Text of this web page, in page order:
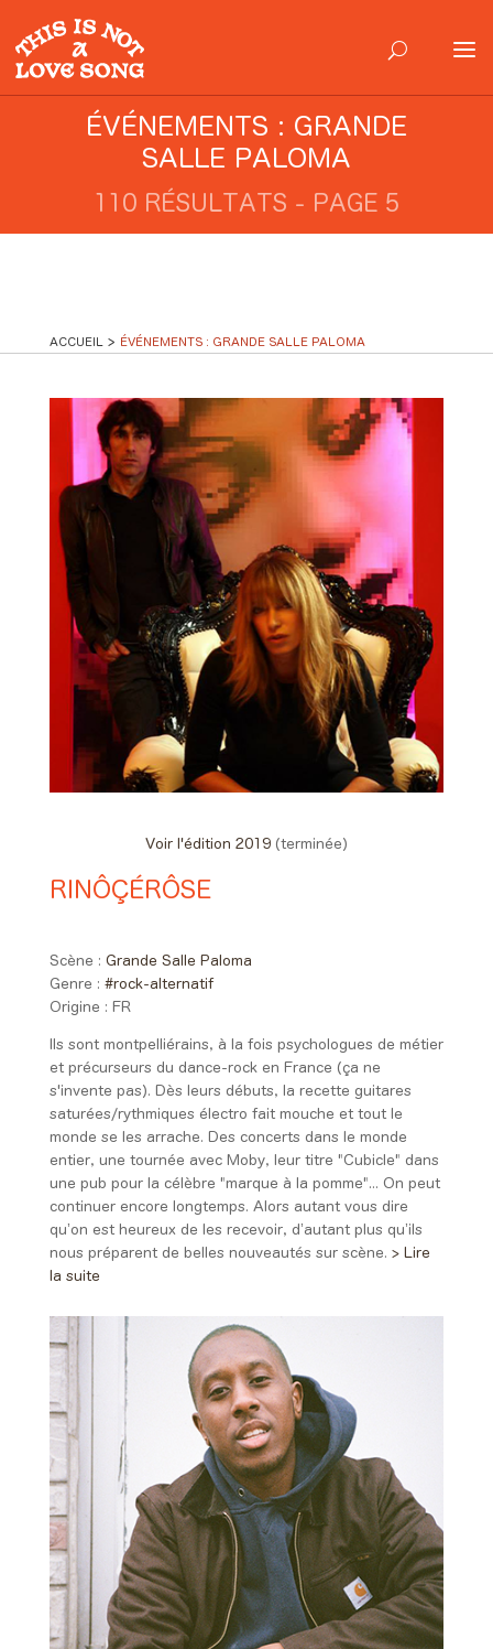
ÉVÉNEMENTS : GRANDE
SALLE PALOMA
110 RÉSULTATS - PAGE 5
ACCUEIL ÉVÉNEMENTS : GRANDE SALLE PALOMA
Voir l'édition 2019 (terminée)
RINÔÇÉRÔSE
Scène : Grande Salle Paloma
Genre : #rock-alternatif
Origine : FR
Ils sont montpelliérains, à la fois psychologues de métier
et précurseurs du dance-rock en France (ça ne
s'invente pas). Dès leurs débuts, la recette guitares
saturées/rythmiques électro fait mouche et tout le
monde se les arrache. Des concerts dans le monde
entier, une tournée avec Moby, leur titre "Cubicle" dans
une pub pour la célèbre "marque à la pomme"... On peut
continuer encore longtemps. Alors autant vous dire
qu’on est heureux de les recevoir, d’autant plus qu’ils
nous préparent de belles nouveautés sur scène. > Lire
la suite